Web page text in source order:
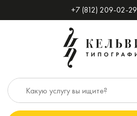
+7 (812) 209-02-29